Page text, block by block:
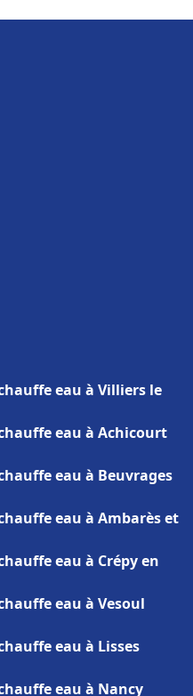
eau à Villiers le
eau à Achicourt
eau à Beuvrages
eau à Ambarès et
eau à Crépy en
eau à Vesoul
eau à Lisses
eau à Nancy